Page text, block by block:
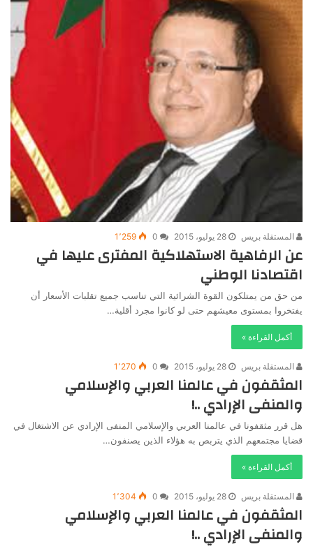
المستقلة بريس 28 يوليو، 2015 0 1٬259
عن الرفاهية الاستهلاكية المفترى عليها في
اقتصادنا الوطني
من حق من يمتلكون القوة الشرائية التي تناسب جميع تقلبات الأسعار أن
يفتخروا بمستوى معيشهم حتى لو كانوا مجرد أقلية…
أكمل القراءة »
المستقلة بريس 28 يوليو، 2015 0 1٬270
المثقفون في عالمنا العربي والإسلامي
والمنفى الإرادي ..!
هل قرر مثقفونا في عالمنا العربي والإسلامي المنفى الإرادي عن الاشتغال في
قضايا مجتمعهم الذي يتربص به هؤلاء الذين يصنفون…
أكمل القراءة »
المستقلة بريس 28 يوليو، 2015 0 1٬304
المثقفون في عالمنا العربي والإسلامي
والمنفى الإرادي ..!